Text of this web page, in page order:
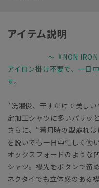
アイテム説明
～『NON
アイロン掛け不要で、一日
す。
“洗濯後、干すだけで美し
定加工シャツに多いパリッ
さらに、“着用時の型崩れ
を脱いでも一日中忙しく
オックスフォードのような
シャツ。襟先をボタンで留
ネクタイでも立体感のあ